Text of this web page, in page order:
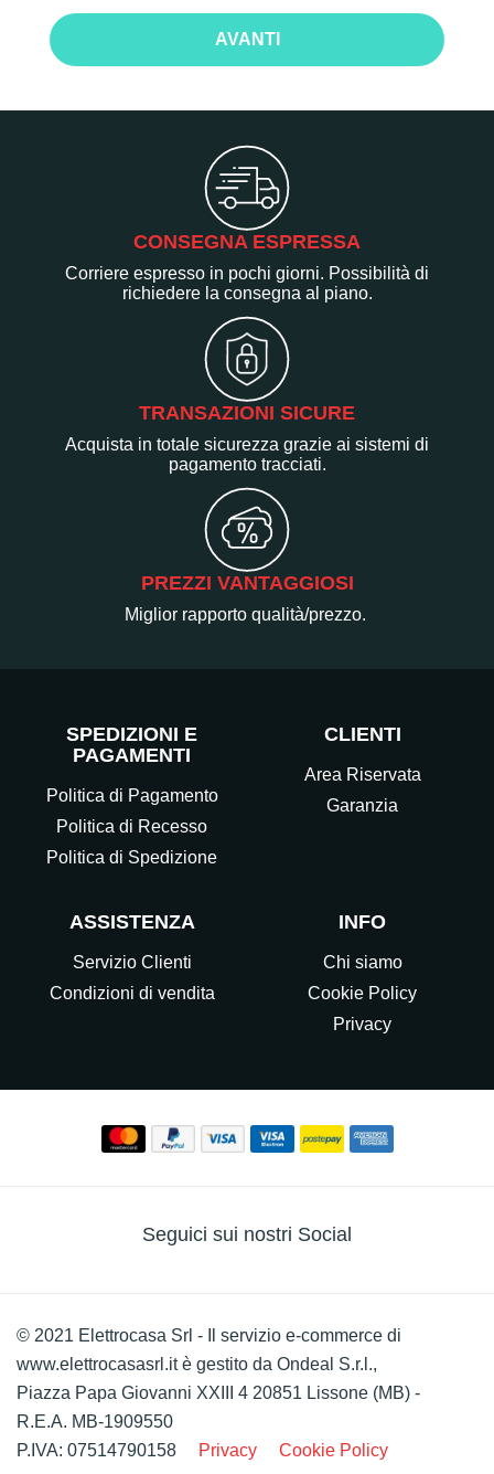
AVANTI
CONSEGNA ESPRESSA
Corriere espresso in pochi giorni. Possibilità di
richiedere la consegna al piano.
TRANSAZIONI SICURE
Acquista in totale sicurezza grazie ai sistemi di
pagamento tracciati.
PREZZI VANTAGGIOSI
Miglior rapporto qualità/prezzo.
SPEDIZIONI E
PAGAMENTI
Politica di Pagamento
Politica di Recesso
Politica di Spedizione
CLIENTI
Area Riservata
Garanzia
ASSISTENZA
Servizio Clienti
Condizioni di vendita
INFO
Chi siamo
Cookie Policy
Privacy
Seguici sui nostri Social
© 2021 Elettrocasa Srl - Il servizio e-commerce di
www.elettrocasasrl.it è gestito da Ondeal S.r.l.,
Piazza Papa Giovanni XXIII 4 20851 Lissone (MB) -
R.E.A. MB-1909550
P.IVA: 07514790158
Privacy Cookie Policy